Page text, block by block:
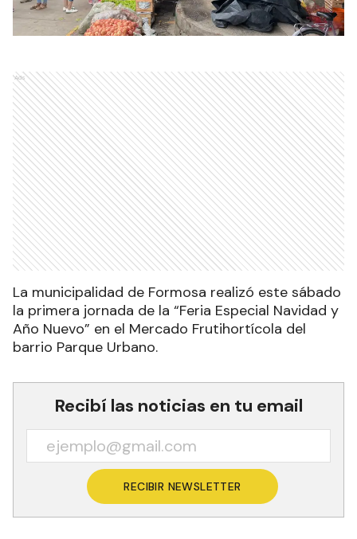
Ads
La municipalidad de Formosa realizó este sábado
la primera jornada de la “Feria Especial Navidad y
Año Nuevo” en el Mercado Frutihortícola del
barrio Parque Urbano.
Recibí las noticias en tu email
RECIBIR NEWSLETTER